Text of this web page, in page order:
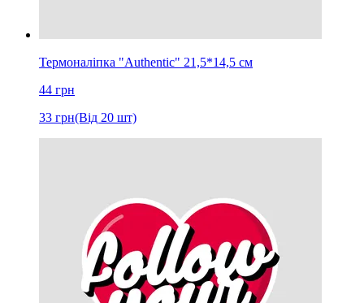
Термоналіпка "Authentic" 21,5*14,5 см
44 грн
33 грн(Від 20 шт)